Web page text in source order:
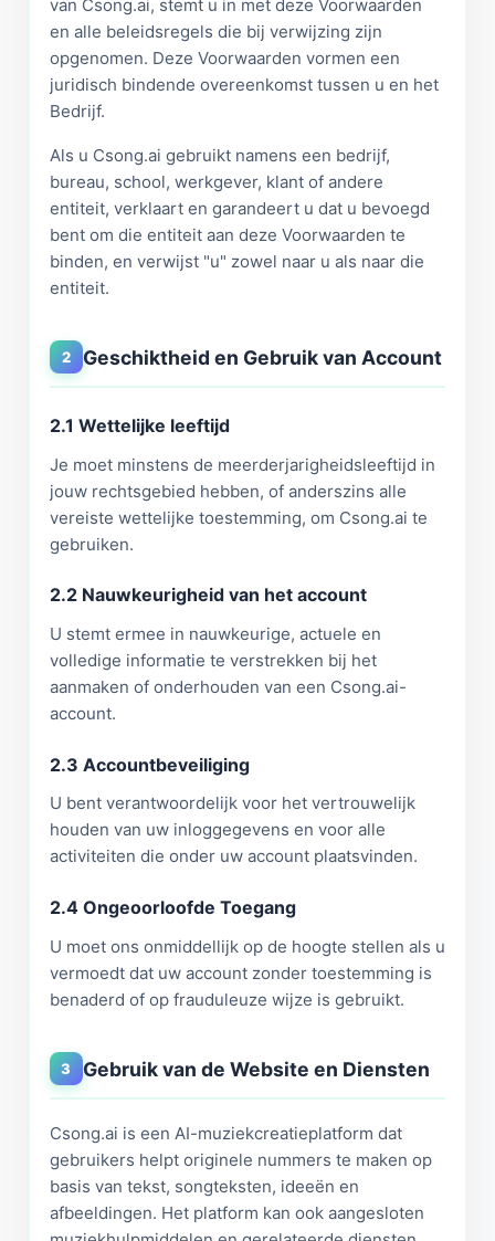
van Csong.ai, stemt u in met deze Voorwaarden
en alle beleidsregels die bij verwijzing zijn
opgenomen. Deze Voorwaarden vormen een
juridisch bindende overeenkomst tussen u en het
Bedrijf.
Als u Csong.ai gebruikt namens een bedrijf,
bureau, school, werkgever, klant of andere
entiteit, verklaart en garandeert u dat u bevoegd
bent om die entiteit aan deze Voorwaarden te
binden, en verwijst "u" zowel naar u als naar die
entiteit.
2 Geschiktheid en Gebruik van Account
2.1 Wettelijke leeftijd
Je moet minstens de meerderjarigheidsleeftijd in
jouw rechtsgebied hebben, of anderszins alle
vereiste wettelijke toestemming, om Csong.ai te
gebruiken.
2.2 Nauwkeurigheid van het account
U stemt ermee in nauwkeurige, actuele en
volledige informatie te verstrekken bij het
aanmaken of onderhouden van een Csong.ai-
account.
2.3 Accountbeveiliging
U bent verantwoordelijk voor het vertrouwelijk
houden van uw inloggegevens en voor alle
activiteiten die onder uw account plaatsvinden.
2.4 Ongeoorloofde Toegang
U moet ons onmiddellijk op de hoogte stellen als u
vermoedt dat uw account zonder toestemming is
benaderd of op frauduleuze wijze is gebruikt.
3 Gebruik van de Website en Diensten
Csong.ai is een AI-muziekcreatieplatform dat
gebruikers helpt originele nummers te maken op
basis van tekst, songteksten, ideeën en
afbeeldingen. Het platform kan ook aangesloten